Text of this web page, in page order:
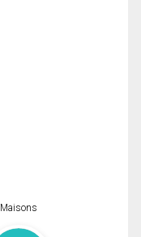
Maisons